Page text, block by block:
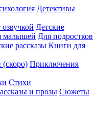
Детективы
Детские
малышей Для подростков
рассказы Книги для
Приключения
Стихи
и прозы Сюжеты